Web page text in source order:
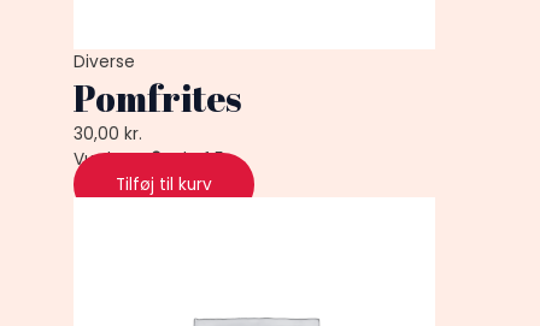
Diverse
Pomfrites
30,00kr.
Vurderet0ud af 5
Tilføj til kurv